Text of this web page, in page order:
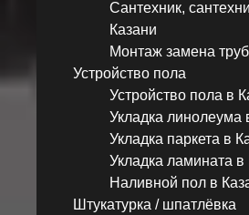
Сантехник,
Казани
Монтаж замена
Устройство пола
Устройство пола в
Укладка линолеума
Укладка паркета в
Укладка ламината в
Наливной пол в
Штукатурка / шпатлёвка